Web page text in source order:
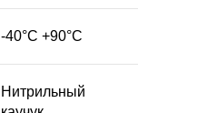
-40°C +90°C
Нитрильный